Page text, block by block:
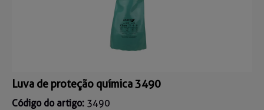
Luva de proteção química 3490
Código do artigo: 3490